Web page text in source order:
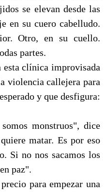
se elevan desde las
en su cuero cabelludo.
Otro, en su cuello.
partes.
esta clínica improvisada
violencia callejera para
y que desfigura:
monstruos", dice
matar. Es por eso
Si no nos sacamos los
paz".
para empezar una